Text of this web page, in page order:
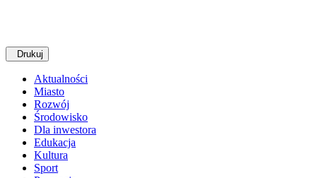
Drukuj
Aktualności
Miasto
Rozwój
Środowisko
Dla inwestora
Edukacja
Kultura
Sport